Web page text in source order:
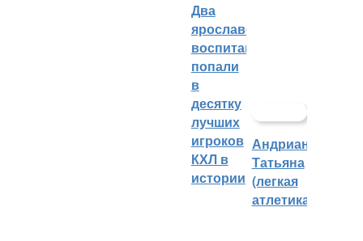
Два
ярославских
воспитанника
попали
в
десятку
лучших
игроков
КХЛ в
истории
Андрианова
Татьяна
(легкая
атлетика)